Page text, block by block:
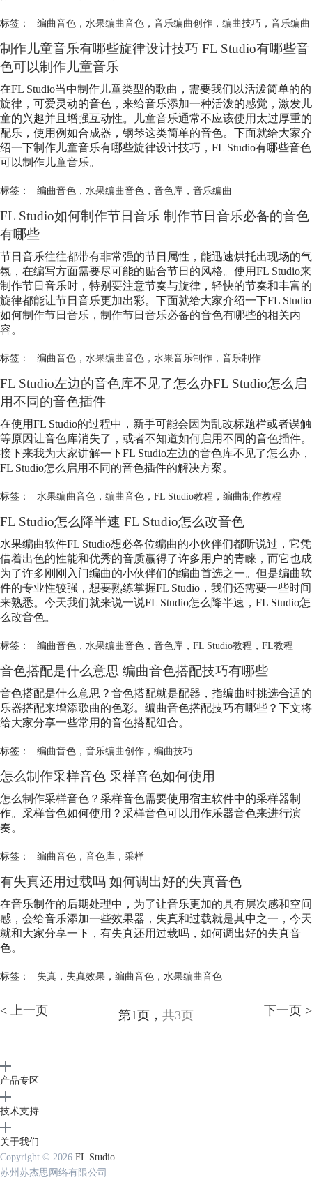
标签： 编曲音色， 水果编曲音色， 音乐编曲创作， 编曲技巧， 音乐编曲
制作儿童音乐有哪些旋律设计技巧 FL Studio有哪些音
色可以制作儿童音乐
在FL Studio当中制作儿童类型的歌曲，需要我们以活泼简单的的
旋律，可爱灵动的音色，来给音乐添加一种活泼的感觉，激发儿
童的兴趣并且增强互动性。儿童音乐通常不应该使用太过厚重的
配乐，使用例如合成器，钢琴这类简单的音色。下面就给大家介
绍一下制作儿童音乐有哪些旋律设计技巧，FL Studio有哪些音色
可以制作儿童音乐。
标签： 编曲音色， 水果编曲音色， 音色库， 音乐编曲
FL Studio如何制作节日音乐 制作节日音乐必备的音色
有哪些
节日音乐往往都带有非常强的节日属性，能迅速烘托出现场的气
氛，在编写方面需要尽可能的贴合节日的风格。使用FL Studio来
制作节日音乐时，特别要注意节奏与旋律，轻快的节奏和丰富的
旋律都能让节日音乐更加出彩。下面就给大家介绍一下FL Studio
如何制作节日音乐，制作节日音乐必备的音色有哪些的相关内
容。
标签： 编曲音色， 水果编曲音色， 水果音乐制作， 音乐制作
FL Studio左边的音色库不见了怎么办FL Studio怎么启
用不同的音色插件
在使用FL Studio的过程中，新手可能会因为乱改标题栏或者误触
等原因让音色库消失了，或者不知道如何启用不同的音色插件。
接下来我为大家讲解一下FL Studio左边的音色库不见了怎么办，
FL Studio怎么启用不同的音色插件的解决方案。
标签： 水果编曲音色， 编曲音色， FL Studio教程 ， 编曲制作教程
FL Studio怎么降半速 FL Studio怎么改音色
水果编曲软件FL Studio想必各位编曲的小伙伴们都听说过，它凭
借着出色的性能和优秀的音质赢得了许多用户的青睐，而它也成
为了许多刚刚入门编曲的小伙伴们的编曲首选之一。但是编曲软
件的专业性较强，想要熟练掌握FL Studio，我们还需要一些时间
来熟悉。今天我们就来说一说FL Studio怎么降半速，FL Studio怎
么改音色。
标签： 编曲音色， 水果编曲音色， 音色库， FL Studio教程 ， FL教程
音色搭配是什么意思 编曲音色搭配技巧有哪些
音色搭配是什么意思？音色搭配就是配器，指编曲时挑选合适的
乐器搭配来增添歌曲的色彩。编曲音色搭配技巧有哪些？下文将
给大家分享一些常用的音色搭配组合。
标签： 编曲音色， 音乐编曲创作， 编曲技巧
怎么制作采样音色 采样音色如何使用
怎么制作采样音色？采样音色需要使用宿主软件中的采样器制
作。采样音色如何使用？采样音色可以用作乐器音色来进行演
奏。
标签： 编曲音色， 音色库， 采样
有失真还用过载吗 如何调出好的失真音色
在音乐制作的后期处理中，为了让音乐更加的具有层次感和空间
感，会给音乐添加一些效果器，失真和过载就是其中之一，今天
就和大家分享一下，有失真还用过载吗，如何调出好的失真音
色。
标签： 失真， 失真效果， 编曲音色， 水果编曲音色
< 上一页 第1页， 共3页 下一页 >
产品专区
技术支持
关于我们
Copyright © 2026 FL Studio
苏州苏杰思网络有限公司